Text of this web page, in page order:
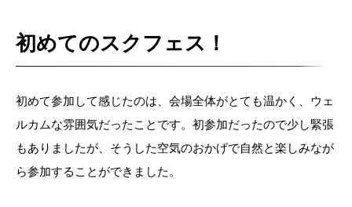
初めてのスクフェス！
初めて参加して感じたのは、会場全体がとても温かく、ウェ
ルカムな雰囲気だったことです。初参加だったので少し緊張
もありましたが、そうした空気のおかげで自然と楽しみなが
ら参加することができました。